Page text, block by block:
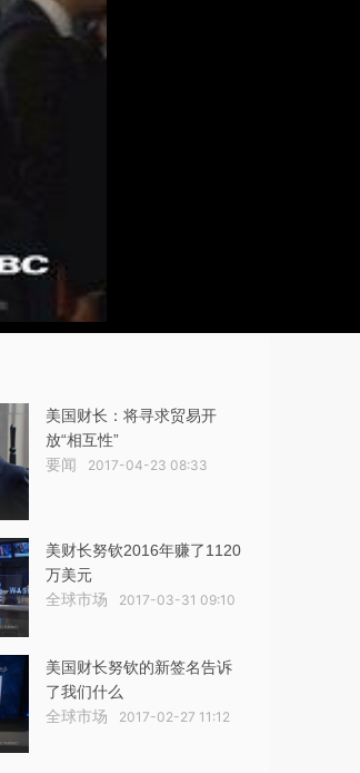
美国财长：将寻求贸易开
放“相互性”
要闻 2017-04-23 08:33
美财长努钦2016年赚了1120
万美元
全球市场 2017-03-31 09:10
美国财长努钦的新签名告诉
了我们什么
全球市场 2017-02-27 11:12